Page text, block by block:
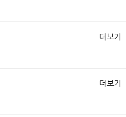
더보기
더보기